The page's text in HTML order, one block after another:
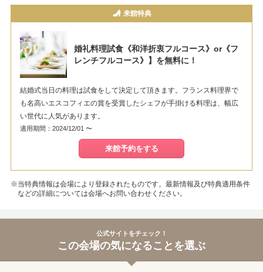
来館特典
婚礼料理試食《和洋折衷フルコース》or《フ
レンチフルコース》】を無料に！
結婚式当日の料理は試食をして決定して頂きます。フランス料理界で
も名高いエスコフィエの賞を受賞したシェフが手掛ける料理は、幅広
い世代に人気があります。
適用期間：2024/12/01 〜
来館予約をする
※当特典情報は会場により登録されたものです。最新情報及び特典適用条件
などの詳細については会場へお問い合わせください。
公式サイトをチェック！
この会場の気になることを選ぶ